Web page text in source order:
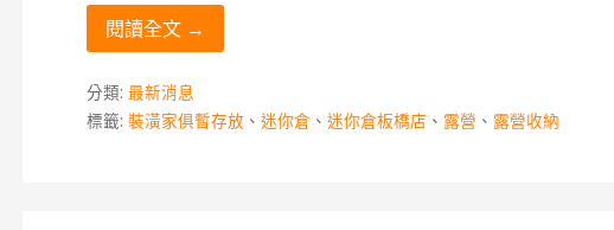
閱讀全文 →
分類: 最新消息
標籤: 裝潢家俱暫存放 、 迷你倉 、 迷你倉板橋店 、 露營 、 露營收納